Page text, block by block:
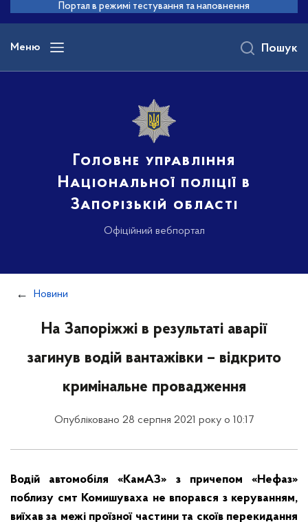
основного
вмісту
Портал в режимі тестування та наповнення
Меню
Головне управління
Національної поліції в
Запорізькій області
Офіційний вебпортал
Пошук
Новини
На Запоріжжі в результаті аварії
загинув водій вантажівки – відкрито
кримінальне провадження
Опубліковано 28 серпня 2021 року о 10:17
Водій автомобіля «КамАЗ» з причепом «Нефаз»
поблизу смт Комишуваха не впорався з керуванням,
виїхав за межі проїзної частини та скоїв перекидання